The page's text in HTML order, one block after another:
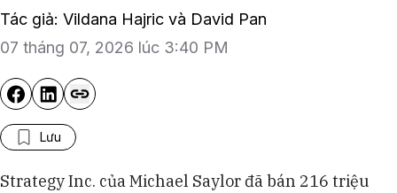
Tác giả: Vildana Hajric và David Pan
07 tháng 07, 2026 lúc 3:40 PM
Lưu
Strategy Inc. của Michael Saylor đã bán 216 triệu